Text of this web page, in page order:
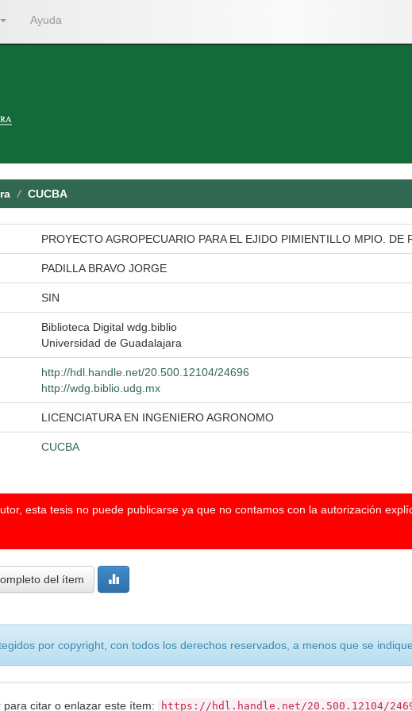
Ayuda
CUCBA
PROYECTO AGROPECUARIO PARA EL EJIDO PIMIENTILLO MPIO. DE
PADILLA BRAVO JORGE
SIN
Biblioteca Digital wdg.biblio
Universidad de Guadalajara
http://hdl.handle.net/20.500.12104/24696
http://wdg.biblio.udg.mx
LICENCIATURA EN INGENIERO AGRONOMO
CUCBA
esta tesis no puede publicarse ya que no contamos con la autorización
del ítem
por copyright, con todos los derechos reservados, a menos que se
citar o enlazar este ítem: https://hdl.handle.net/20.500.12104/